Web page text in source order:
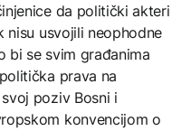
da politički akteri
nisu usvojili neophodne
bi se svim građanima
prava na
poziv Bosni i
konvencijom o